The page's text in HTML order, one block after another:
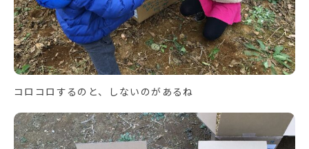
コロコロするのと、しないのがあるね